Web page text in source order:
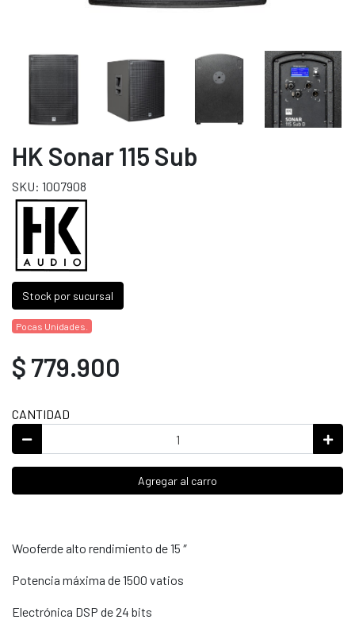
HK Sonar 115 Sub
SKU: 1007908
Stock por sucursal
Pocas Unidades.
$ 779.900
CANTIDAD
Agregar al carro
Wooferde alto rendimiento de 15 ″
Potencia máxima de 1500 vatios
Electrónica DSP de 24 bits